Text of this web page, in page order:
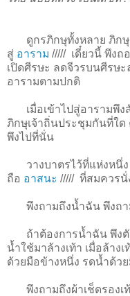
ดูกรภิกษุทั้งหลาย ภิกษุ
สู่ อาราม ///// เดี๋ยวนี้ พึงถ
เปิดศีรษะ ลดจีวรบนศีรษะ
อารามตามปกติ
เมื่อเข้าไปสู่อารามพึ
ภิกษุเจ้าถิ่นประชุมกันที่ใด
พึงไปที่นั่น
วางบาตรไว้ที่แห่งหนึ่
ถือ อาสนะ ///// ที่สมควรนั่
พึงถามถึงน้ำฉัน พึงถ
ถ้าต้องการน้ำฉัน พึง
น้ำใช้มาล้างเท้า เมื่อล้าง
ด้วยมือข้างหนึ่ง รดน้ำด้ว
พึงถามถึงผ้าเช็ดรองเ